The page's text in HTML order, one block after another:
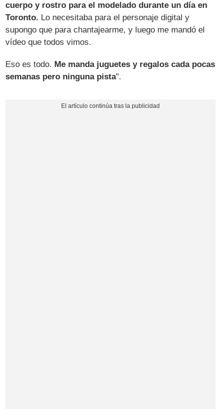
cuerpo y rostro para el modelado durante un día en
Toronto. Lo necesitaba para el personaje digital y
supongo que para chantajearme, y luego me mandó el
vídeo que todos vimos.
Eso es todo. Me manda juguetes y regalos cada pocas
semanas pero ninguna pista".